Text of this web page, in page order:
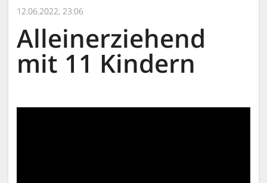
12.06.2022, 23:06
Alleinerziehend
mit 11 Kindern